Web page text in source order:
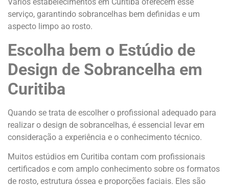
Vários estabelecimentos em Curitiba oferecem esse
serviço, garantindo sobrancelhas bem definidas e um
aspecto limpo ao rosto.
Escolha bem o Estúdio de
Design de Sobrancelha em
Curitiba
Quando se trata de escolher o profissional adequado para
realizar o design de sobrancelhas, é essencial levar em
consideração a experiência e o conhecimento técnico.
Muitos estúdios em Curitiba contam com profissionais
certificados e com amplo conhecimento sobre os formatos
de rosto, estrutura óssea e proporções faciais. Eles são